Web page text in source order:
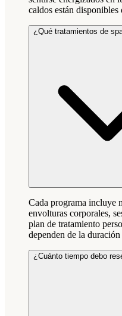
caldos están
¿Qué tratamientos de
Cada programa incluye
envolturas corporales,
plan de tratamiento
dependen de la duración
¿Cuánto tiempo debo